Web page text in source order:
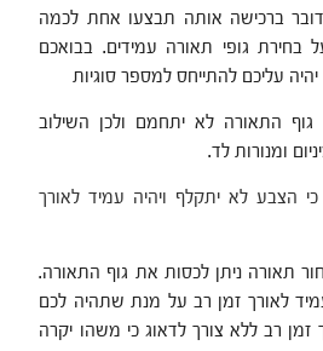
ברכישה אותה תבצעו אחת לכמה
בחירת גופי תאורה עמידים. בבואכם
עליכם להתייחס למספר סוגיות
גוף התאורה לא יתחמם ולכן השילוב
ומנורות לד.
כי הצבע לא יתקלף ויהיה עמיד לאורך
תאורה ניתן לכסות את גוף התאורה.
לאורך זמן רב על מנת שתהיה לכם
זמן רב ללא צורך לדאוג כי משהו יקרה